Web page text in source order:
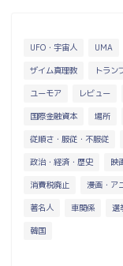
UFO・宇宙人 UMA
ザイム真理教 トラン
ユーモア レビュー
国際金融資本 場所
従順さ・服従・不服従
政治・経済・歴史 映
消費税廃止 漫画・ア
著名人 車関係 選
韓国